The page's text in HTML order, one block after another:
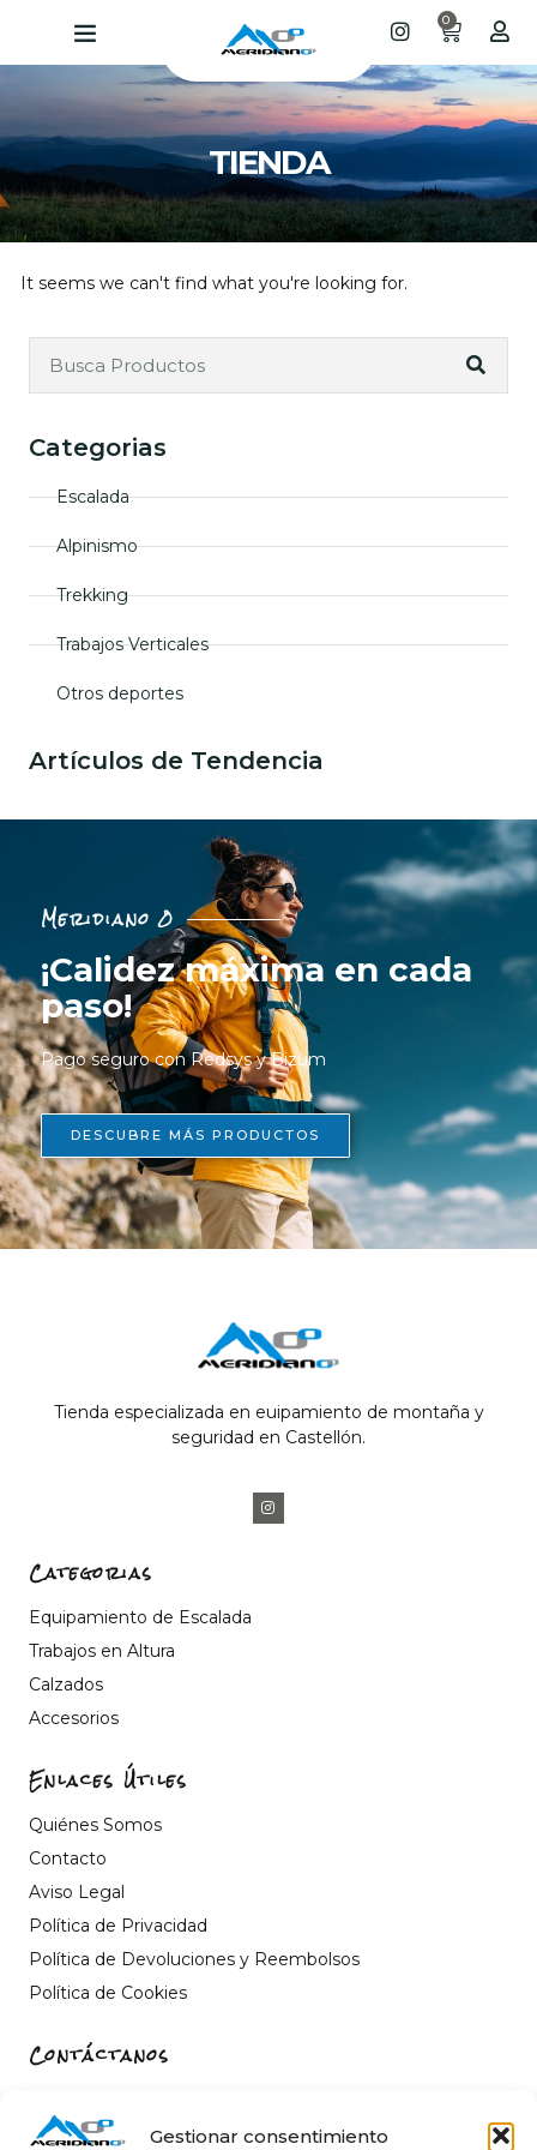
Gestionar consentimiento
0
TIENDA
Categorias
Escalada
Alpinismo
Trekking
Trabajos Verticales
Otros deportes
Artículos de Tendencia
It seems we can't find what you're looking for.
Meridiano 0
¡Calidez máxima en cada
paso!
Pago seguro con Redsys y Bizum
DESCUBRE MÁS PRODUCTOS
Tienda especializada en euipamiento de montaña y
seguridad en Castellón.
Categorias
Equipamiento de Escalada
Trabajos en Altura
Calzados
Accesorios
Enlaces Útiles
Quiénes Somos
Contacto
Aviso Legal
Política de Privacidad
Política de Devoluciones y Reembolsos
Política de Cookies
Contáctanos
Castelló